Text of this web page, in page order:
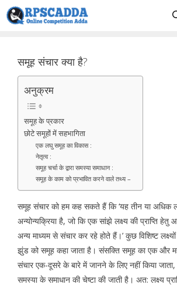
Skip
to
समूह संचार क्या है?
अनुक्रम
समूह के प्रकार
छोटे समूहों में सहभागिता
एक लघु समूह का विकास :
नेतृत्व :
समूह चर्चा के द्वारा समस्या समाधान :
समूह के काम को प्रभावित करने वाले तथ्य –
समूह संचार को हम कह सकते हैं कि ‘यह तीन या अधिक
अन्योन्यक्रिया है, जो कि एक सांझे लक्ष्य की प्राप्ति हेतु
अन्य माध्यम से संचार कर रहे होते हैं।’ कुछ विशिष्ट लक्ष्यों
झुंड को समूह कहा जाता है। संसक्ति समूह का एक और
संचार एक-दूसरे के बारे में जानने के लिए नहीं किया
समस्या के समाधान की चेष्टा की जाती है। अत: लक्ष्य